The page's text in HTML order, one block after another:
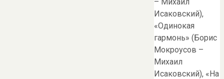
Исаковский),
«Одинокая
гармонь» (Борис
Мокроусов –
Михаил
Исаковский), «На